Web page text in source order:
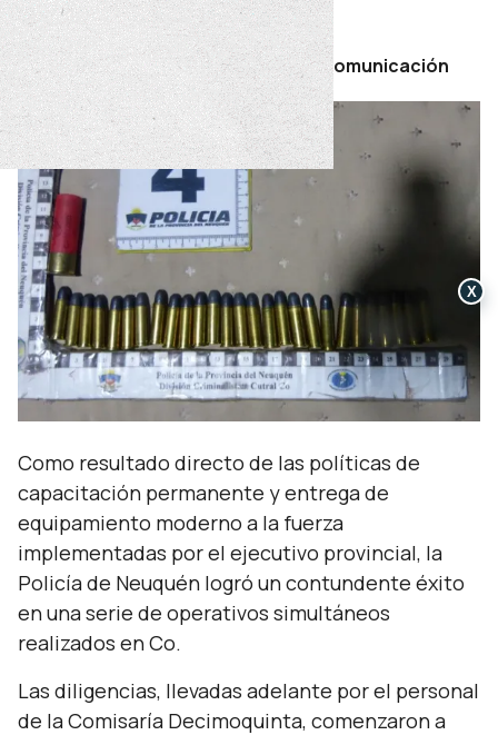
sábado 16 de mayo de 2026
Por Secretaría de Prensa y Comunicación
Como resultado directo de las políticas de
capacitación permanente y entrega de
equipamiento moderno a la fuerza
implementadas por el ejecutivo provincial, la
Policía de Neuquén logró un contundente éxito
en una serie de operativos simultáneos
realizados en Co.
Las diligencias, llevadas adelante por el personal
de la Comisaría Decimoquinta, comenzaron a
X